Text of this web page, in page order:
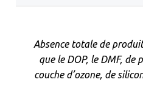
Absence totale de
que le DOP, le DMF,
couche d’ozone, de